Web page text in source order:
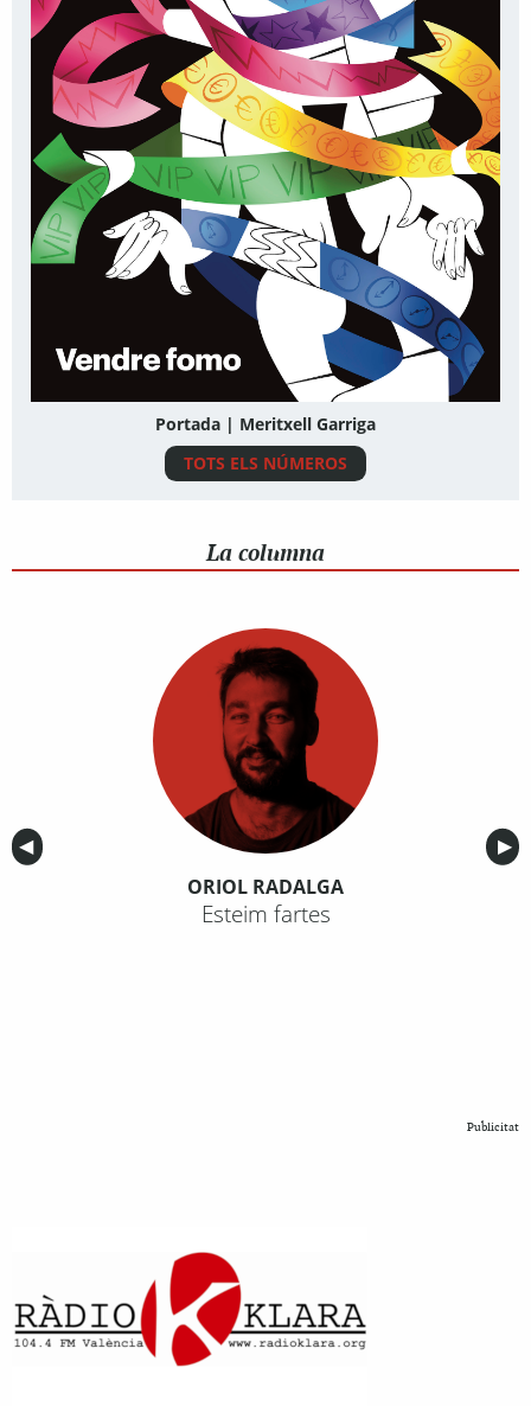
Portada | Meritxell Garriga
TOTS ELS NÚMEROS
La columna
Anterior
◀︎ ▶︎
ORIOL RADALGA
Esteim fartes
Publicitat